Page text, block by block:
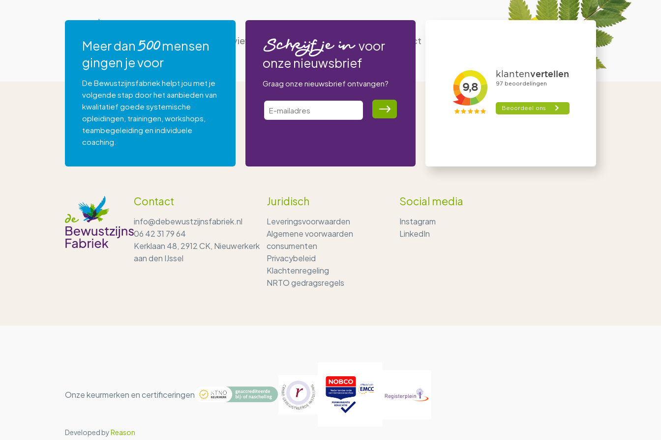
Reviews Blogs Over ons Contact
Meer dan 500mensen
gingen je voor
De Bewustzijnsfabriek helpt jou met je
volgende stap door het aanbieden van
kwalitatief goede systemische
opleidingen, trainingen, workshops,
teambegeleiding en individuele
coaching.
Schrijf je invoor
onze nieuwsbrief
Graag onze nieuwsbrief ontvangen?
Contact
info@debewustzijnsfabriek.nl
06 42 31 79 64
Kerklaan 48, 2912 CK, Nieuwerkerk
aan den IJssel
Juridisch
Leveringsvoorwaarden
Algemene voorwaarden
consumenten
Privacybeleid
Klachtenregeling
NRTO gedragsregels
Social media
Instagram
LinkedIn
Onze keurmerken en certificeringen
Developed byReason